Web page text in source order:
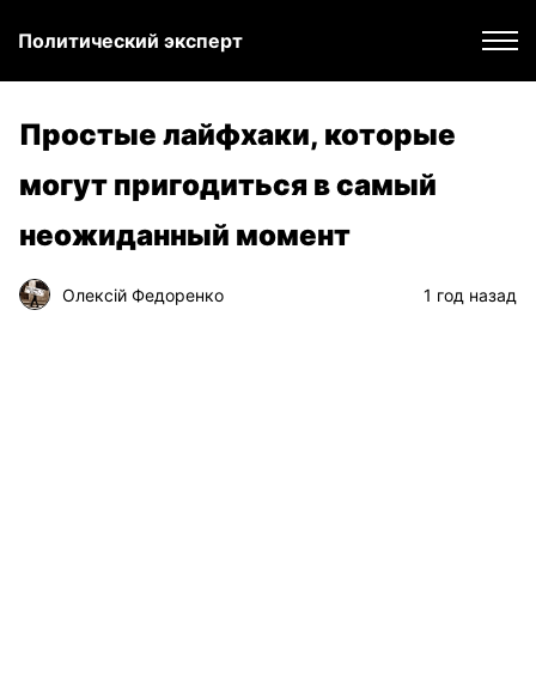
Политический эксперт
Простые лайфхаки, которые
могут пригодиться в самый
неожиданный момент
Олексій Федоренко 1 год назад